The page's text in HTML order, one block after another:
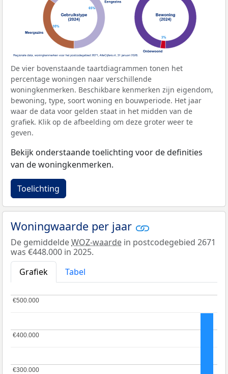
De vier bovenstaande taartdiagrammen tonen het
percentage woningen naar verschillende
woningkenmerken. Beschikbare kenmerken zijn eigendom,
bewoning, type, soort woning en bouwperiode. Het jaar
waar de data voor gelden staat in het midden van de
grafiek. Klik op de afbeelding om deze groter weer te
geven.
Bekijk onderstaande toelichting voor de definities
van de woningkenmerken.
Toelichting
Woningwaarde per jaar
De gemiddeldeWOZ-waarde in postcodegebied 2671
was €448.000 in 2025.
Grafiek
Tabel
€300.000
€300.000
€400.000
€400.000
€500.000
€500.000